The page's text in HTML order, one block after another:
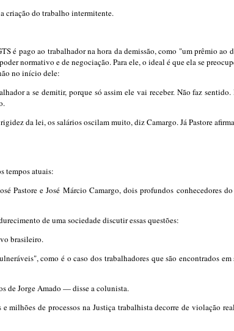
criação do trabalho intermitente.
é pago ao trabalhador na hora da demissão, como "um prêmio ao
normativo e de negociação. Para ele, o ideal é que ela se
no início dele:
a se demitir, porque só assim ele vai receber. Não faz sentido.
da lei, os salários oscilam muito, diz Camargo. Já Pastore
tempos atuais:
Pastore e José Márcio Camargo, dois profundos conhecedores
de uma sociedade discutir essas questões:
brasileiro.
como é o caso dos trabalhadores que são encontrados
de Jorge Amado — disse a colunista.
milhões de processos na Justiça trabalhista decorre de violação